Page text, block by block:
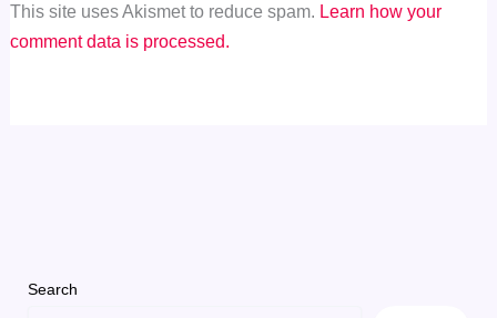
This site uses Akismet to reduce spam. Learn how your
comment data is processed.
Search